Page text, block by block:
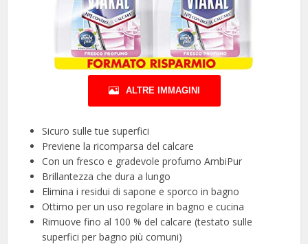
ALTRE IMMAGINI
Sicuro sulle tue superfici
Previene la ricomparsa del calcare
Con un fresco e gradevole profumo AmbiPur
Brillantezza che dura a lungo
Elimina i residui di sapone e sporco in bagno
Ottimo per un uso regolare in bagno e cucina
Rimuove fino al 100 % del calcare (testato sulle
superfici per bagno più comuni)